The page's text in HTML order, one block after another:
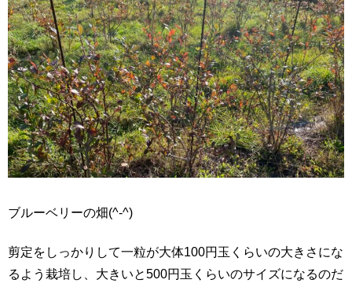
ブルーベリーの畑(^-^)
剪定をしっかりして一粒が大体100円玉くらいの大きさにな
るよう栽培し、大きいと500円玉くらいのサイズになるのだ